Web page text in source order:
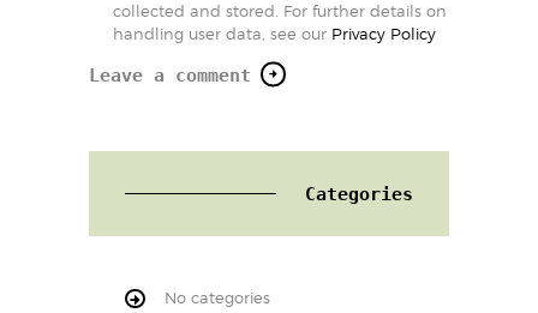
collected and stored. For further details on
handling user data, see our Privacy Policy
Categories
No categories